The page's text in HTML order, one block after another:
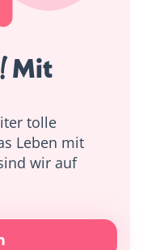
Mit
tolle
Leben mit
wir auf